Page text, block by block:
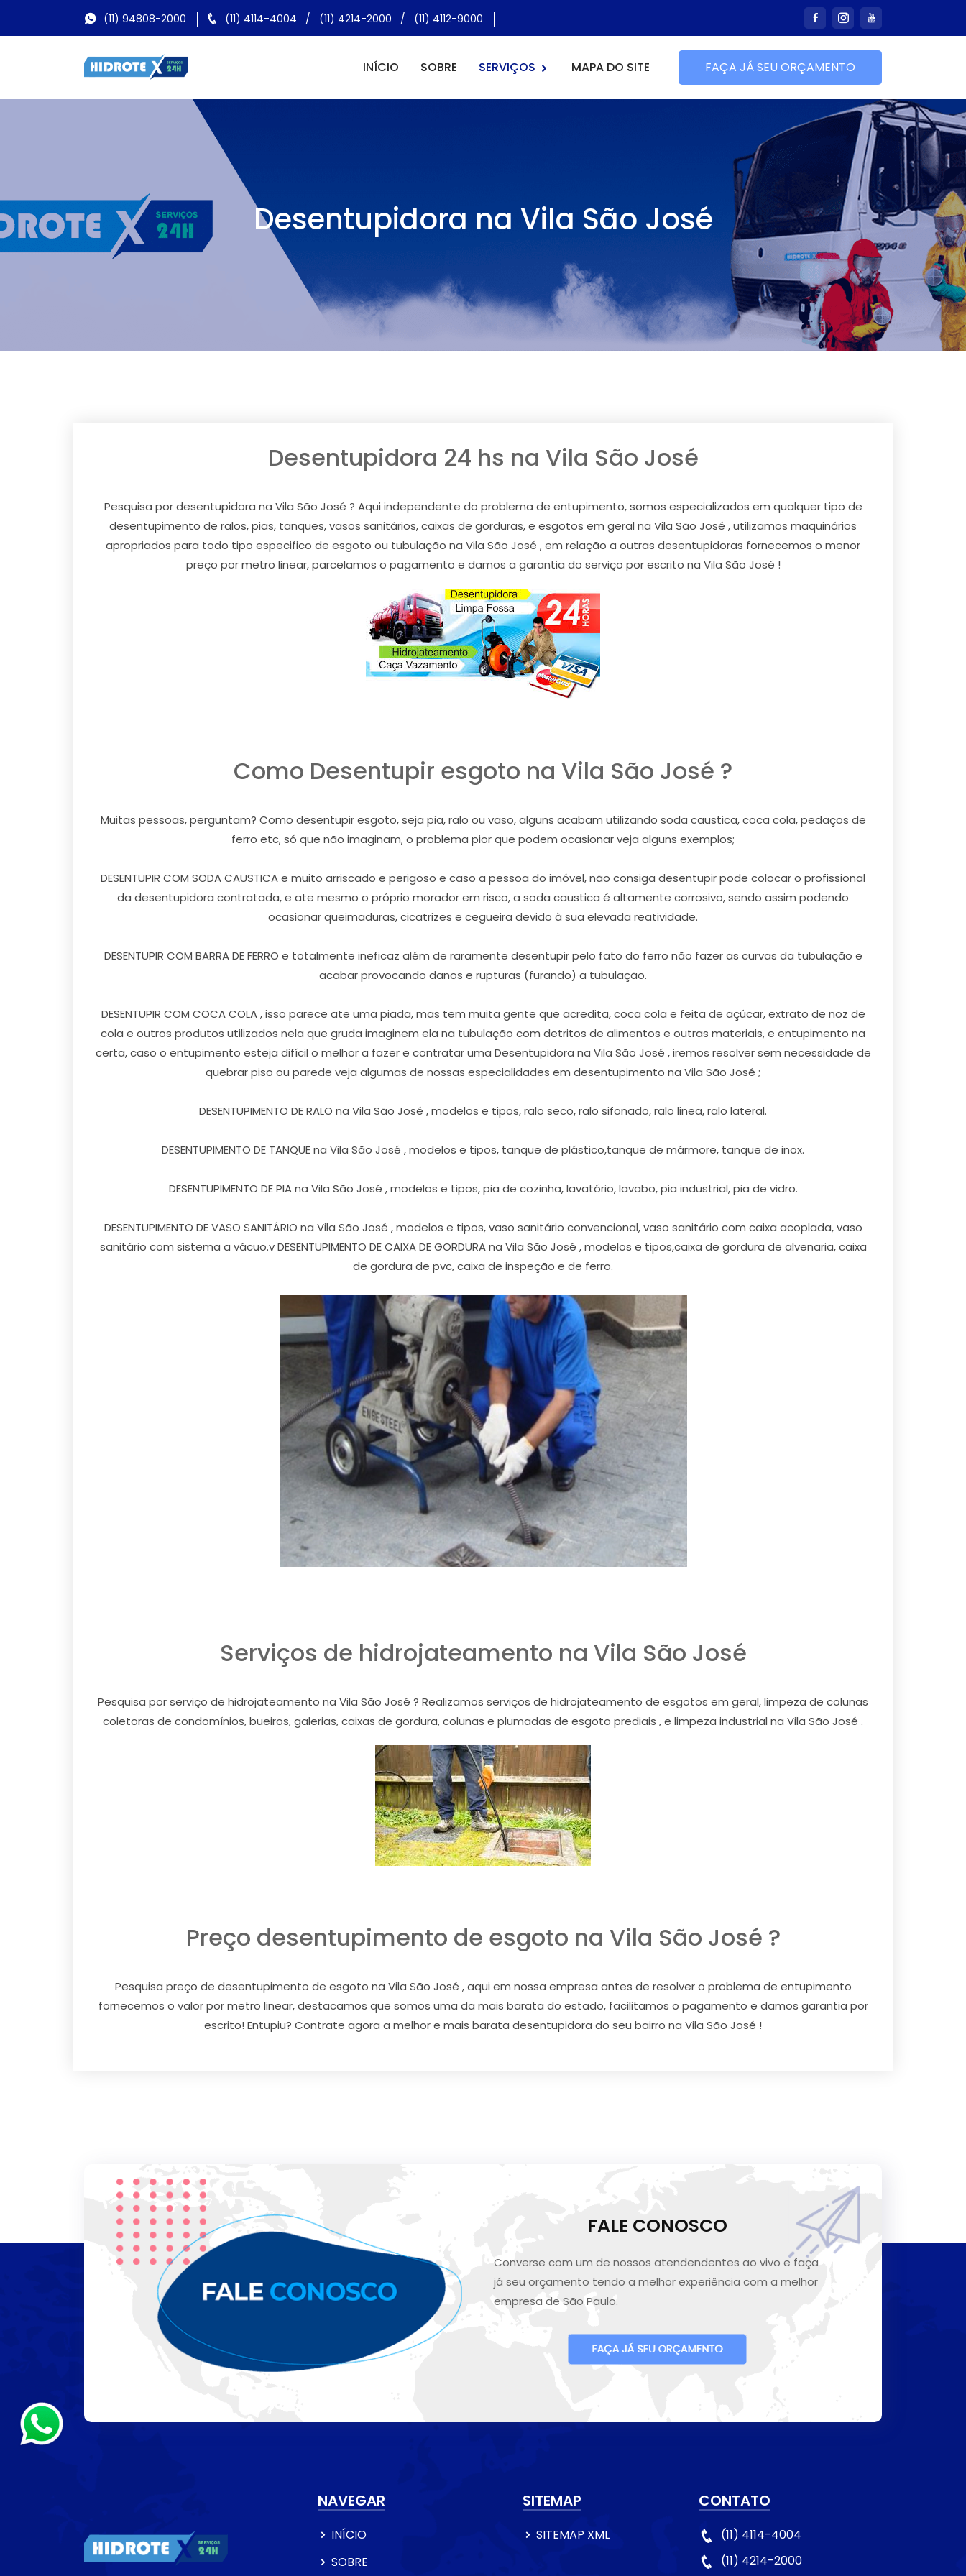
(11) 94808-2000 (11) 4114-4004 / (11) 4214-2000 / (11) 4112-9000
INÍCIO SOBRE SERVIÇOS MAPA DO SITE FAÇA JÁ SEU ORÇAMENTO
Desentupidora na Vila São José
Desentupidora 24 hs na Vila São José
Pesquisa por desentupidora na Vila São José ? Aqui independente do problema de entupimento, somos especializados em qualquer tipo de
desentupimento de ralos, pias, tanques, vasos sanitários, caixas de gorduras, e esgotos em geral na Vila São José , utilizamos maquinários
apropriados para todo tipo especifico de esgoto ou tubulação na Vila São José , em relação a outras desentupidoras fornecemos o menor
preço por metro linear, parcelamos o pagamento e damos a garantia do serviço por escrito na Vila São José !
Como Desentupir esgoto na Vila São José ?
Muitas pessoas, perguntam? Como desentupir esgoto, seja pia, ralo ou vaso, alguns acabam utilizando soda caustica, coca cola, pedaços de
ferro etc, só que não imaginam, o problema pior que podem ocasionar veja alguns exemplos;
DESENTUPIR COM SODA CAUSTICA e muito arriscado e perigoso e caso a pessoa do imóvel, não consiga desentupir pode colocar o profissional
da desentupidora contratada, e ate mesmo o próprio morador em risco, a soda caustica é altamente corrosivo, sendo assim podendo
ocasionar queimaduras, cicatrizes e cegueira devido à sua elevada reatividade.
DESENTUPIR COM BARRA DE FERRO e totalmente ineficaz além de raramente desentupir pelo fato do ferro não fazer as curvas da tubulação e
acabar provocando danos e rupturas (furando) a tubulação.
DESENTUPIR COM COCA COLA , isso parece ate uma piada, mas tem muita gente que acredita, coca cola e feita de açúcar, extrato de noz de
cola e outros produtos utilizados nela que gruda imaginem ela na tubulação com detritos de alimentos e outras materiais, e entupimento na
certa, caso o entupimento esteja difícil o melhor a fazer e contratar uma Desentupidora na Vila São José , iremos resolver sem necessidade de
quebrar piso ou parede veja algumas de nossas especialidades em desentupimento na Vila São José ;
DESENTUPIMENTO DE RALO na Vila São José , modelos e tipos, ralo seco, ralo sifonado, ralo linea, ralo lateral.
DESENTUPIMENTO DE TANQUE na Vila São José , modelos e tipos, tanque de plástico,tanque de mármore, tanque de inox.
DESENTUPIMENTO DE PIA na Vila São José , modelos e tipos, pia de cozinha, lavatório, lavabo, pia industrial, pia de vidro.
DESENTUPIMENTO DE VASO SANITÁRIO na Vila São José , modelos e tipos, vaso sanitário convencional, vaso sanitário com caixa acoplada, vaso
sanitário com sistema a vácuo.v DESENTUPIMENTO DE CAIXA DE GORDURA na Vila São José , modelos e tipos,caixa de gordura de alvenaria, caixa
de gordura de pvc, caixa de inspeção e de ferro.
Serviços de hidrojateamento na Vila São José
Pesquisa por serviço de hidrojateamento na Vila São José ? Realizamos serviços de hidrojateamento de esgotos em geral, limpeza de colunas
coletoras de condomínios, bueiros, galerias, caixas de gordura, colunas e plumadas de esgoto prediais , e limpeza industrial na Vila São José .
Preço desentupimento de esgoto na Vila São José ?
Pesquisa preço de desentupimento de esgoto na Vila São José , aqui em nossa empresa antes de resolver o problema de entupimento
fornecemos o valor por metro linear, destacamos que somos uma da mais barata do estado, facilitamos o pagamento e damos garantia por
escrito! Entupiu? Contrate agora a melhor e mais barata desentupidora do seu bairro na Vila São José !
FALE CONOSCO
Converse com um de nossos atendendentes ao vivo e faça
já seu orçamento tendo a melhor experiência com a melhor
empresa de São Paulo.
NAVEGAR
INÍCIO
SOBRE
SITEMAP
SITEMAP XML
CONTATO
(11) 4114-4004
(11) 4214-2000